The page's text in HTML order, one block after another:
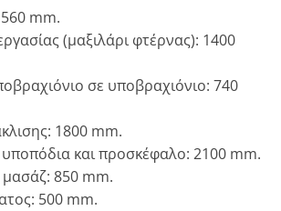
mm.
(μαξιλάρι φτέρνας): 1400
σε υποβραχιόνιο: 740
1800 mm.
και προσκέφαλο: 2100 mm.
850 mm.
500 mm.